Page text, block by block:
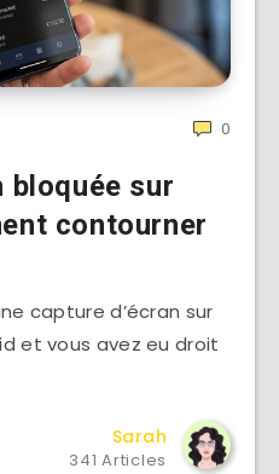
0
bloquée sur
contourner
capture d’écran sur
et vous avez eu droit
Sarah
341 Articles